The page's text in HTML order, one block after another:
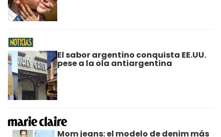
El sabor argentino conquista EE.UU.
pese a la ola antiargentina
Mom jeans: el modelo de denim más